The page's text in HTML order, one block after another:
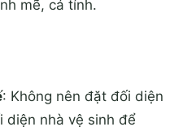
mẽ, cá tính.
: Không nên đặt đối diện
diện nhà vệ sinh để